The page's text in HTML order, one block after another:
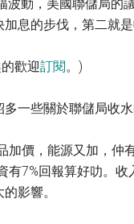
動，美國聯儲局的
息的步伐，第二就是
歡迎訂閱。)
一些關於聯儲局收水
價，能源又加，仲
7%回報算好叻。
影響。